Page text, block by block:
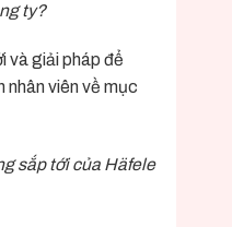
ty?
và giải pháp để
viên về mục
sắp tới của Häfele